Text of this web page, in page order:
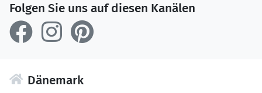
Folgen Sie uns auf diesen Kanälen
Dänemark